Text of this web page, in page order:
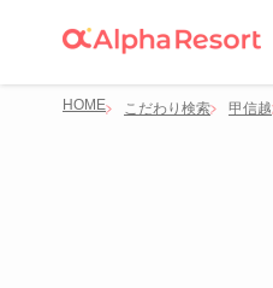
HOME こだわり検索 甲信越